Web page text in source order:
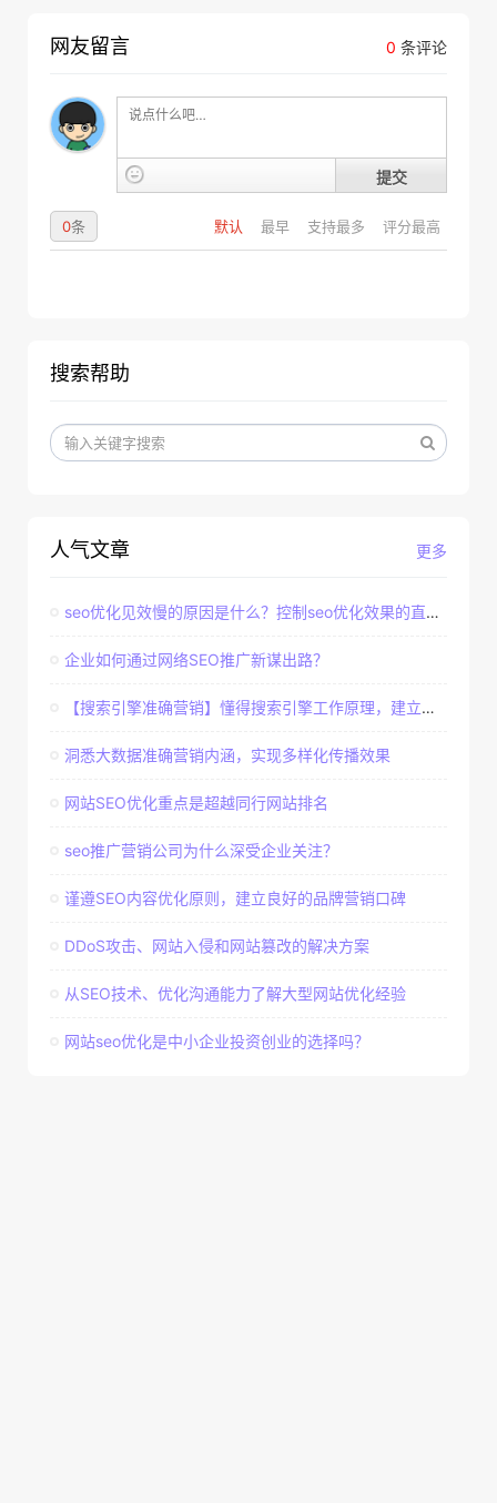
0 条评论
网友留言
提交
默认 最早 支持最多 评分最高
0条
搜索帮助
更多
人气文章
seo优化见效慢的原因是什么？控制seo优化效果的直接因素
企业如何通过网络SEO推广新谋出路？
【搜索引擎准确营销】懂得搜索引擎工作原理，建立准确客户群体
洞悉大数据准确营销内涵，实现多样化传播效果
网站SEO优化重点是超越同行网站排名
seo推广营销公司为什么深受企业关注？
谨遵SEO内容优化原则，建立良好的品牌营销口碑
DDoS攻击、网站入侵和网站篡改的解决方案
从SEO技术、优化沟通能力了解大型网站优化经验
网站seo优化是中小企业投资创业的选择吗？